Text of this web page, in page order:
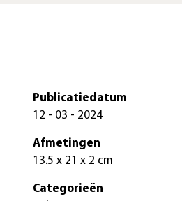
Publicatiedatum
12 - 03 - 2024
Afmetingen
13.5 x 21 x 2 cm
Categorieën